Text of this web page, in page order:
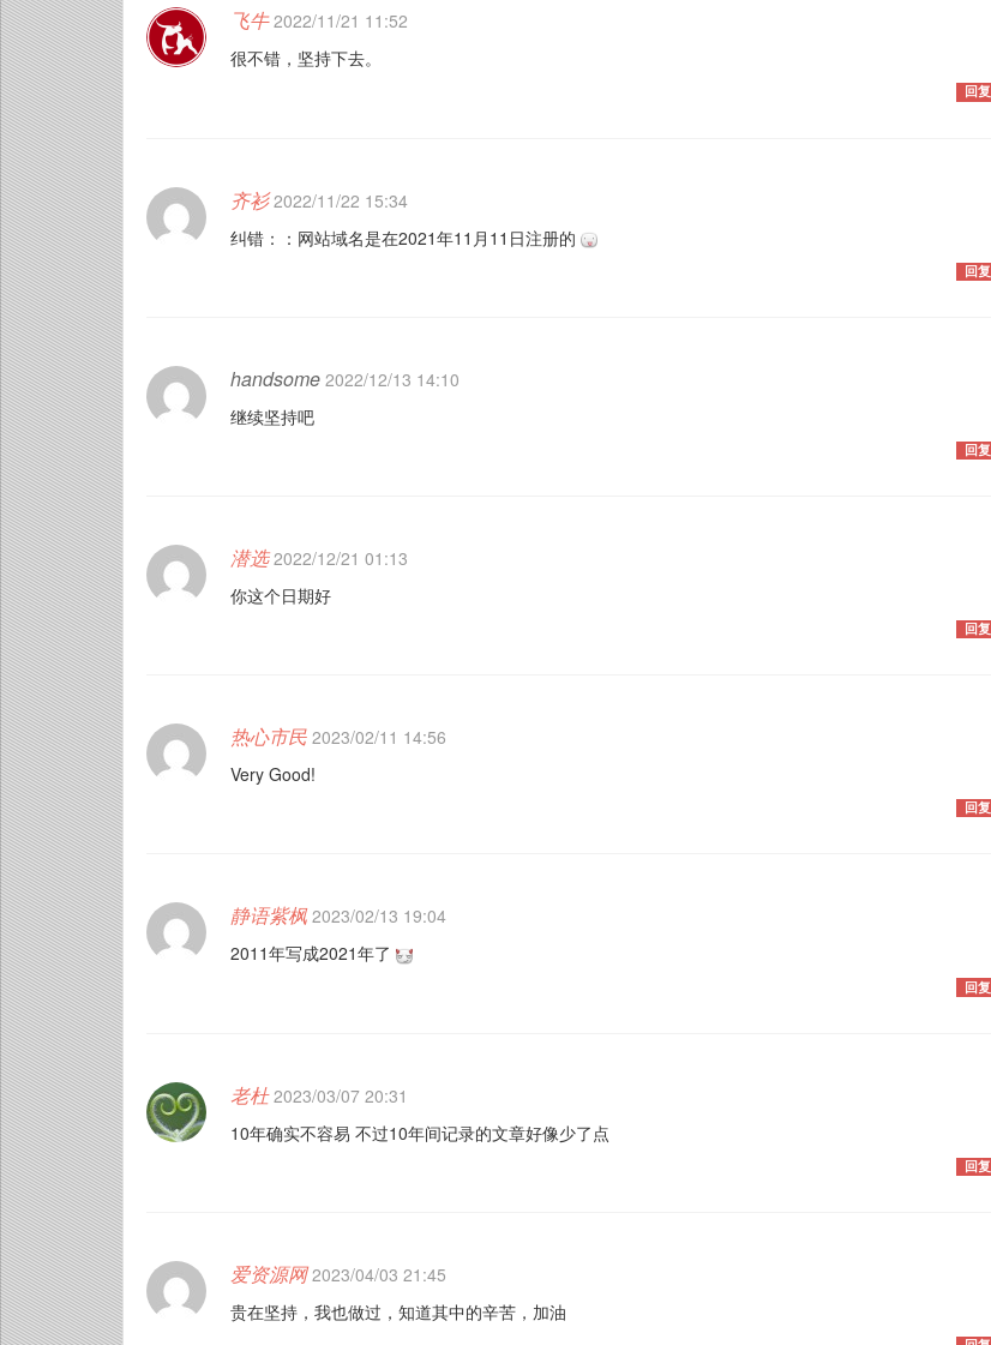
飞牛 2022/11/21 11:52
很不错，坚持下去。
回复
齐衫 2022/11/22 15:34
纠错：：网站域名是在2021年11月11日注册的
回复
handsome 2022/12/13 14:10
继续坚持吧
回复
潜选 2022/12/21 01:13
你这个日期好
回复
热心市民 2023/02/11 14:56
Very Good!
回复
静语紫枫 2023/02/13 19:04
2011年写成2021年了
回复
老杜 2023/03/07 20:31
10年确实不容易 不过10年间记录的文章好像少了点
回复
爱资源网 2023/04/03 21:45
贵在坚持，我也做过，知道其中的辛苦，加油